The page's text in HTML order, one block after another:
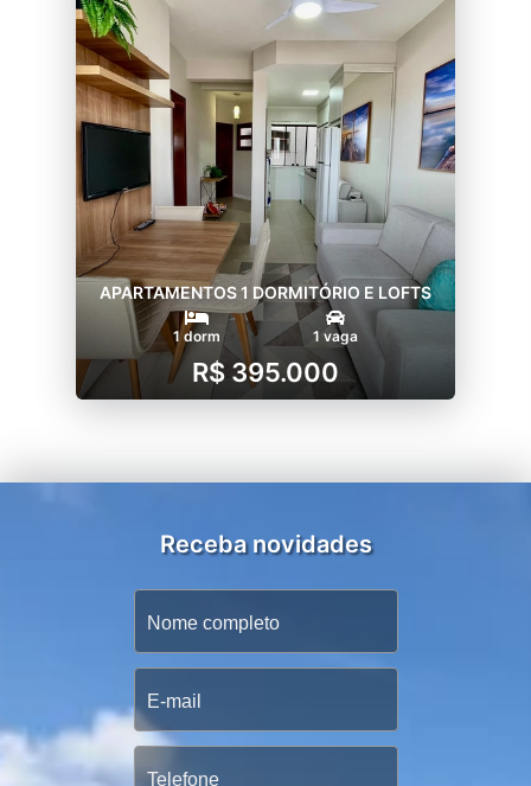
APARTAMENTOS 1 DORMITÓRIO E LOFTS
1 dorm 1 vaga
R$ 395.000
Receba novidades